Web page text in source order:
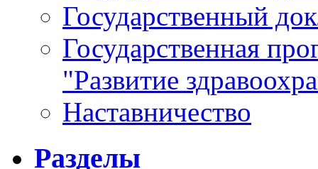
Государственный
Государственная
"Развитие
Наставничество
Разделы